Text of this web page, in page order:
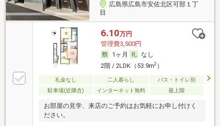
広島県広島市安佐北区可部１丁
目
6.10万円
管理費3,500円
1ヶ月
なし
2階 / 2LDK（53.9m2）
礼金なし 二人暮らし
バス・トイレ別
駐車場(近隣含)
インターネット無料 最上階
お部屋の見学、来店のご予約はお気軽にお申し付けく
ださい。